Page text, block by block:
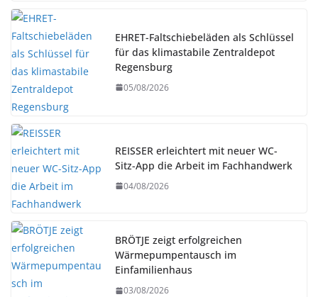
EHRET-Faltschiebeläden als Schlüssel
für das klimastabile Zentraldepot
Regensburg
05/08/2026
REISSER erleichtert mit neuer WC-
Sitz-App die Arbeit im Fachhandwerk
04/08/2026
BRÖTJE zeigt erfolgreichen
Wärmepumpentausch im
Einfamilienhaus
03/08/2026